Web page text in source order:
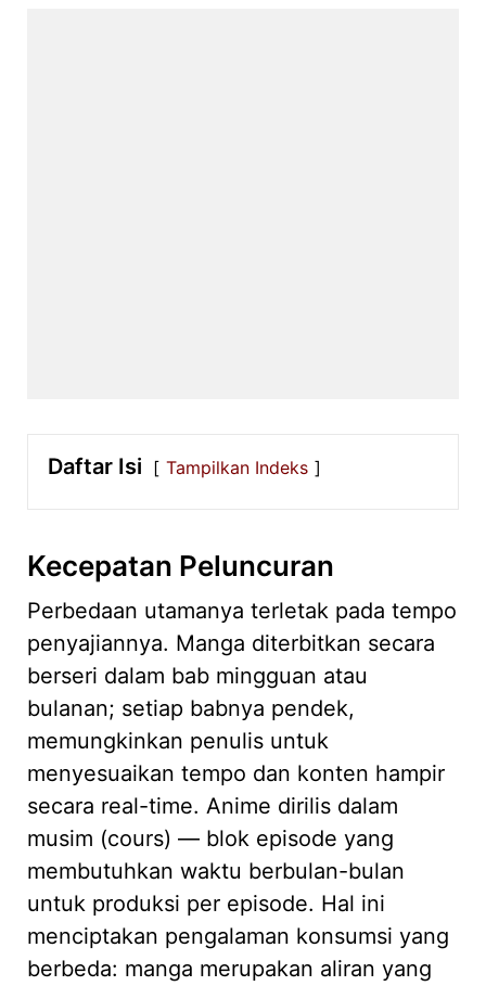
Daftar Isi Tampilkan Indeks
Kecepatan Peluncuran
Perbedaan utamanya terletak pada tempo
penyajiannya. Manga diterbitkan secara
berseri dalam bab mingguan atau
bulanan; setiap babnya pendek,
memungkinkan penulis untuk
menyesuaikan tempo dan konten hampir
secara real-time. Anime dirilis dalam
musim (cours) — blok episode yang
membutuhkan waktu berbulan-bulan
untuk produksi per episode. Hal ini
menciptakan pengalaman konsumsi yang
berbeda: manga merupakan aliran yang